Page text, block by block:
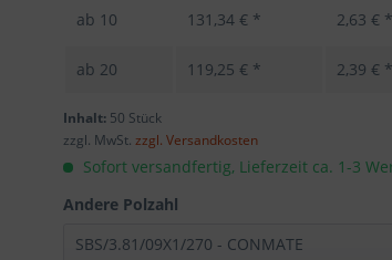
ab 10 131,34 € * 2,63 €
ab 20 119,25 € * 2,39 €
Inhalt: 50 Stück
zzgl. MwSt.zzgl. Versandkosten
Sofort versandfertig, Lieferzeit ca. 1-3
Andere Polzahl